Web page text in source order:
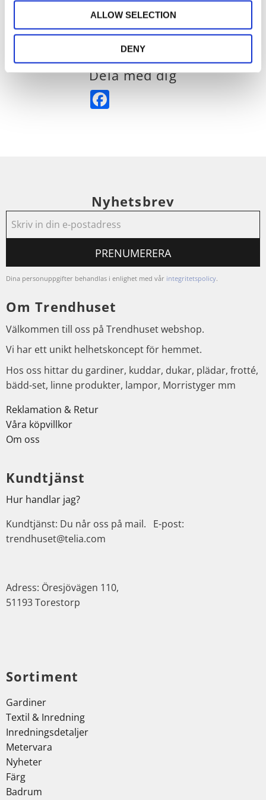
ALLOW SELECTION
DENY
förändringar på både kort och lång sikt.
Dela med dig
Nyhetsbrev
PRENUMERERA
Dina personuppgifter behandlas i enlighet med vår integritetspolicy.
Om Trendhuset
Välkommen till oss på Trendhuset webshop.
Vi har ett unikt helhetskoncept för hemmet.
Hos oss hittar du gardiner, kuddar, dukar, plädar, frotté,
bädd-set, linne produkter, lampor, Morristyger mm
Reklamation & Retur
Våra köpvillkor
Om oss
Kundtjänst
Hur handlar jag?
Kundtjänst: Du når oss på mail. E-post:
trendhuset@telia.com
Adress: Öresjövägen 110,
51193 Torestorp
Sortiment
Gardiner
Textil & Inredning
Inredningsdetaljer
Metervara
Nyheter
Färg
Badrum